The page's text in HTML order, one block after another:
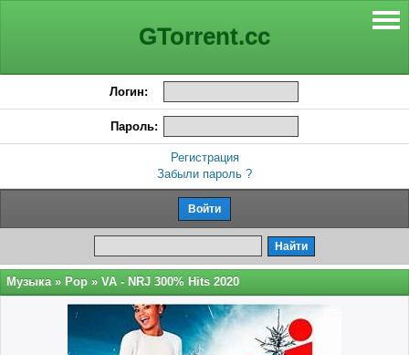
GTorrent.cc
Логин:
Пароль:
Регистрация
Забыли пароль ?
Музыка » Pop » VA - NRJ 300% Hits 2020